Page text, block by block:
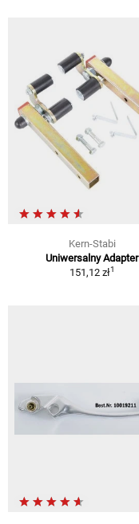
Kern-Stabi
Uniwersalny Adapter
151,12 zł1